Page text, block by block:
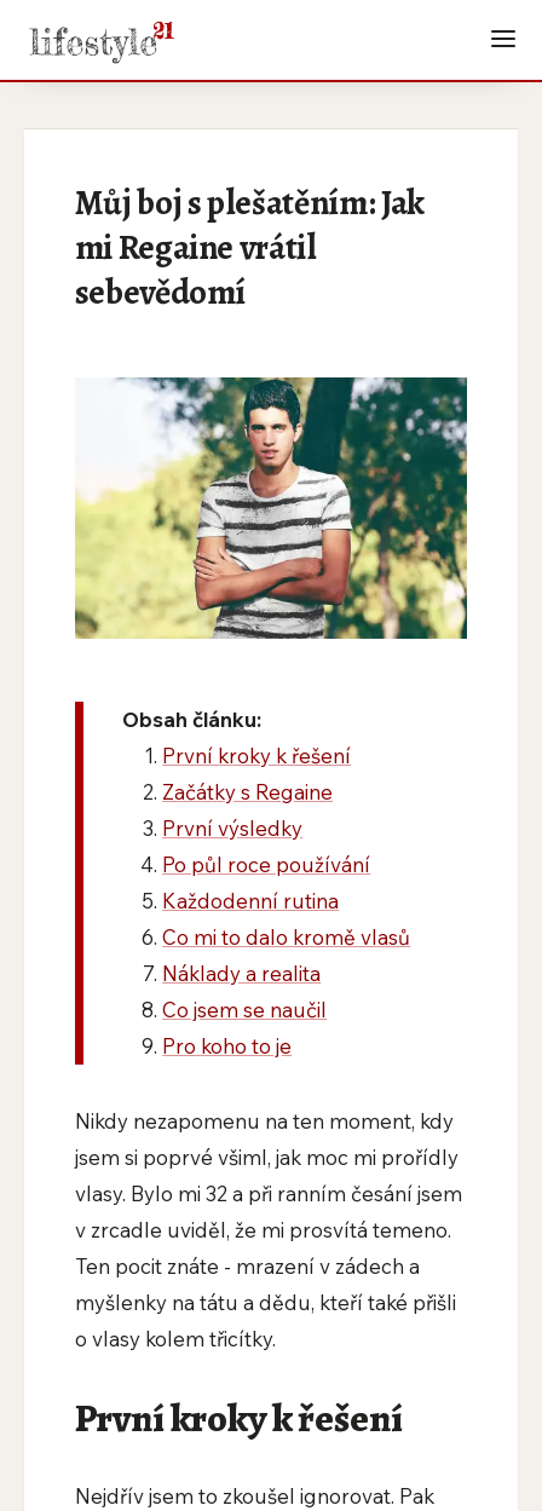
Můj boj s plešatěním: Jak
mi Regaine vrátil
sebevědomí
Obsah článku:
První kroky k řešení
Začátky s Regaine
První výsledky
Po půl roce používání
Každodenní rutina
Co mi to dalo kromě vlasů
Náklady a realita
Co jsem se naučil
Pro koho to je
Nikdy nezapomenu na ten moment, kdy
jsem si poprvé všiml, jak moc mi prořídly
vlasy. Bylo mi 32 a při ranním česání jsem
v zrcadle uviděl, že mi prosvítá temeno.
Ten pocit znáte - mrazení v zádech a
myšlenky na tátu a dědu, kteří také přišli
o vlasy kolem třicítky.
První kroky k řešení
Nejdřív jsem to zkoušel ignorovat. Pak